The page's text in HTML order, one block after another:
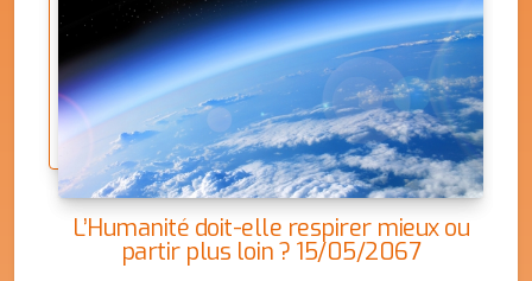
L’Humanité doit-elle respirer mieux ou
partir plus loin ? 15/05/2067